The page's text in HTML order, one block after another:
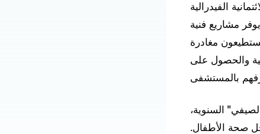
الفيدرالية
مشاريع فنية
مغادرة
والحصول على
الصيفي" السنوية،
صحة الأطفال.